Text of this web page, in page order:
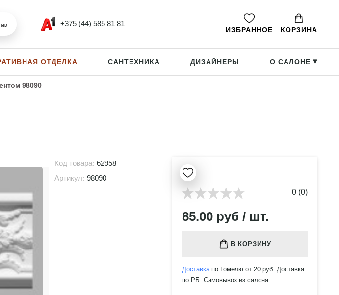
+375 (44) 585 81 81
ИЗБРАННОЕ КОРЗИНА
ОТДЕЛКА САНТЕХНИКА ДИЗАЙНЕРЫ О САЛОНЕ ▸
98090
Код товара: 62958
Артикул: 98090
0 (0)
85.00 руб / шт.
В КОРЗИНУ
Доставкапо Гомелю от 20 руб. Доставка
по РБ. Самовывоз из салона